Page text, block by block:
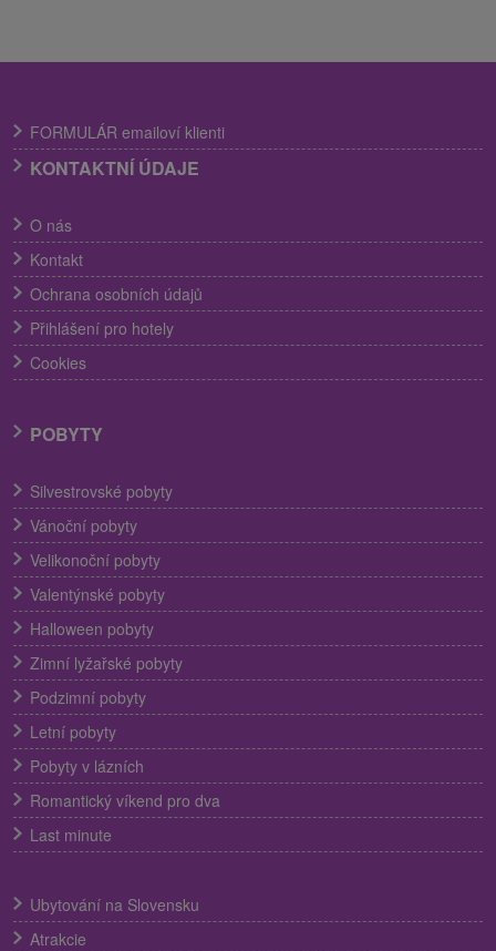
FORMULÁR emailoví klienti
KONTAKTNÍ ÚDAJE
O nás
Kontakt
Ochrana osobních údajů
Přihlášení pro hotely
Cookies
POBYTY
Silvestrovské pobyty
Vánoční pobyty
Velikonoční pobyty
Valentýnské pobyty
Halloween pobyty
Zimní lyžařské pobyty
Podzimní pobyty
Letní pobyty
Pobyty v lázních
Romantický víkend pro dva
Last minute
Ubytování na Slovensku
Atrakcie